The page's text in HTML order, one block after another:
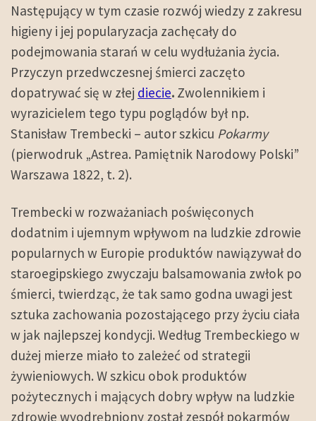
Następujący w tym czasie rozwój wiedzy z zakresu
higieny i jej popularyzacja zachęcały do
podejmowania starań w celu wydłużania życia.
Przyczyn przedwczesnej śmierci zaczęto
dopatrywać się w złej diecie. Zwolennikiem i
wyrazicielem tego typu poglądów był np.
Stanisław Trembecki – autor szkicu Pokarmy
(pierwodruk „Astrea. Pamiętnik Narodowy Polski”
Warszawa 1822, t. 2).
Trembecki w rozważaniach poświęconych
dodatnim i ujemnym wpływom na ludzkie zdrowie
popularnych w Europie produktów nawiązywał do
staroegipskiego zwyczaju balsamowania zwłok po
śmierci, twierdząc, że tak samo godna uwagi jest
sztuka zachowania pozostającego przy życiu ciała
w jak najlepszej kondycji. Według Trembeckiego w
dużej mierze miało to zależeć od strategii
żywieniowych. W szkicu obok produktów
pożytecznych i mających dobry wpływ na ludzkie
zdrowie wyodrębniony został zespół pokarmów